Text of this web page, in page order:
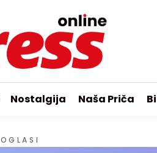
Nostalgija Naša Priča
OGLASI